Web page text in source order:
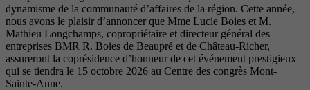
dynamisme de la communauté d’affaires de la région. Cette année,
nous avons le plaisir d’annoncer que Mme Lucie Boies et M.
Mathieu Longchamps, copropriétaire et directeur général des
entreprises BMR R. Boies de Beaupré et de Château-Richer,
assureront la coprésidence d’honneur de cet événement prestigieux
qui se tiendra le 15 octobre 2026 au Centre des congrès Mont-
Sainte-Anne.